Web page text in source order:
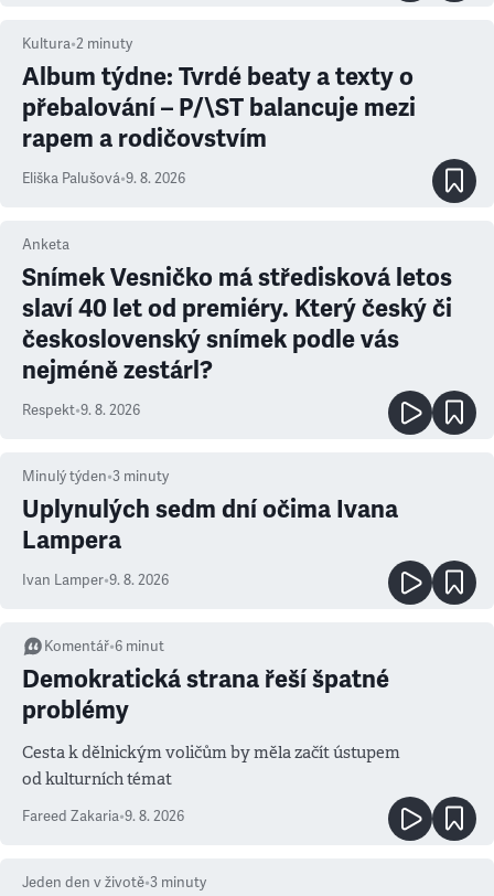
Kultura•2 minuty
Album týdne: Tvrdé beaty a texty o
přebalování – P/\ST balancuje mezi
rapem a rodičovstvím
Eliška Palušová•9. 8. 2026
Anketa
Snímek Vesničko má středisková letos
slaví 40 let od premiéry. Který český či
československý snímek podle vás
nejméně zestárl?
Respekt•9. 8. 2026
Minulý týden•3 minuty
Uplynulých sedm dní očima Ivana
Lampera
Ivan Lamper•9. 8. 2026
Komentář•6 minut
Demokratická strana řeší špatné
problémy
Cesta k dělnickým voličům by měla začít ústupem
od kulturních témat
Fareed Zakaria•9. 8. 2026
Jeden den v životě•3 minuty